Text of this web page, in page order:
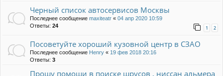
Черный список автосервисов Москвы
Последнее сообщение maxiteatr « 04 апр 2020 10:59
Ответы: 24 1 2
Посоветуйте хороший кузовной центр в СЗАО
Последнее сообщение Henry « 19 фев 2018 20:16
Ответы: 3
Прошу помоши в поиске шрусов , ниссан альмера